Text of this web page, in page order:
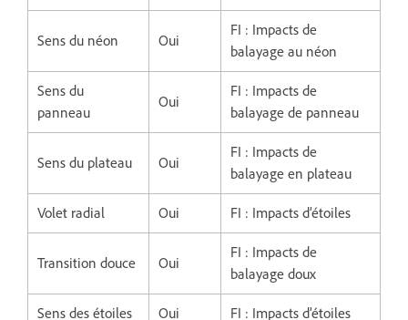
Sens du néon Oui
FI : Impacts de
balayage au néon
Sens du
panneau
Oui
FI : Impacts de
balayage de panneau
Sens du plateau Oui
FI : Impacts de
balayage en plateau
Volet radial Oui FI : Impacts d’étoiles
Transition douce Oui
FI : Impacts de
balayage doux
Sens des étoiles Oui FI : Impacts d’étoiles